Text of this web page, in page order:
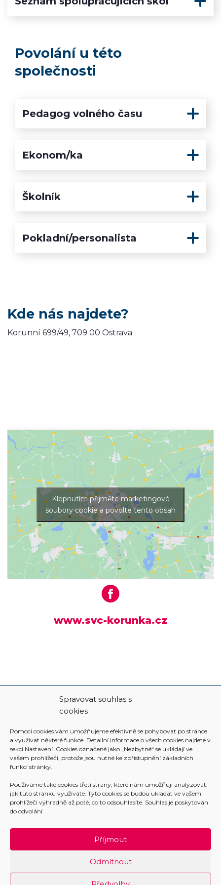
Spravovat souhlas s
cookies
Pomocí cookies vám umožňujeme efektivně se pohybovat po stránce
a využívat některé funkce. Detailní informace o všech cookies najdete v
sekci Nastavení. Cookies označené jako „Nezbytné“ se ukládají ve
vašem prohlížeči, protože jsou nutné ke zpřístupnění základních
funkcí stránky.
Používáme také cookies třetí strany, které nám umožňují analyzovat,
jak tuto stránku využíváte. Tyto cookies se budou ukládat ve vašem
prohlížeči výhradně až poté, co to odsouhlasíte. Souhlas je poskytován
do odvolání.
Příjmout
Odmítnout
Povolání u této
společnosti
Pedagog volného času
Ekonom/ka
Školník
Pokladní/personalista
Kde nás najdete?
Korunní 699/49, 709 00 Ostrava
Klepnutím přijměte marketingové
soubory cookie a povolte tento obsah
www.svc-korunka.cz